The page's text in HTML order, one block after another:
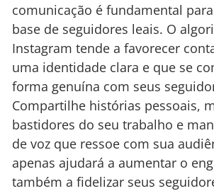
comunicação é fundamental
base de seguidores leais. O
Instagram tende a favorecer
uma identidade clara e que se
forma genuína com seus
Compartilhe histórias pessoais,
bastidores do seu trabalho e
de voz que ressoe com sua
apenas ajudará a aumentar o
também a fidelizar seus